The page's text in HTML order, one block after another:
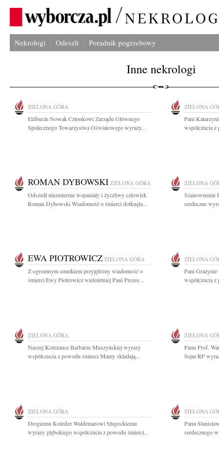
Nekrologi Odeszli Poradnik pogrzebowy
Inne nekrologi
ZIELONA GÓRA
Elżbiecie Nowak Członkowi Zarządu Głównego
Społecznego Towarzystwa Oświatowego wyrazy...
ZIELONA
Pani
współczucia
ROMAN DYBOWSKI ZIELONA GÓRA
Odszedł niezmiernie wspaniały i życzliwy człowiek
Roman Dybowski Wiadomość o śmierci dotknęła...
ZIELONA
Szanownemu
serdeczne
EWA PIOTROWICZ ZIELONA GÓRA
Z ogromnym smutkiem przyjęliśmy wiadomość o
śmierci Ewy Piotrowicz wieloletniej Pani Prezes...
ZIELONA
Pani Grażynie
współczucia
ZIELONA GÓRA
Naszej Koleżance Barbarze Muszyńskiej wyrazy
współczucia z powodu śmierci Mamy składają...
ZIELONA
Panu Prof.
Sejm RP
ZIELONA GÓRA
Drogiemu Koledze Waldemarowi Sługockiemu
wyrazy głębokiego współczucia z powodu śmierci...
ZIELONA
Panu
serdecznego